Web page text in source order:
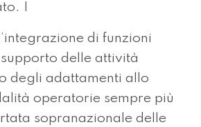
I
di funzioni
delle attività
degli adattamenti allo
operatorie sempre più
sopranazionale delle